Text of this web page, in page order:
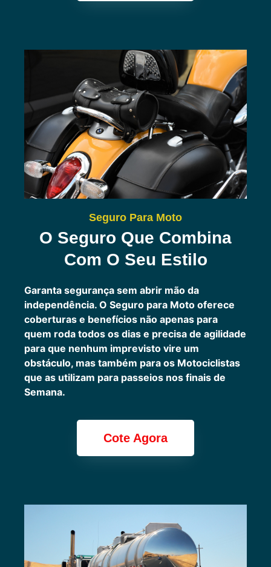
Seguro Para Moto
O Seguro Que Combina
Com O Seu Estilo
Garanta segurança sem abrir mão da
independência. O Seguro para Moto oferece
coberturas e benefícios não apenas para
quem roda todos os dias e precisa de agilidade
para que nenhum imprevisto vire um
obstáculo, mas também para os Motociclistas
que as utilizam para passeios nos finais de
Semana.
Cote Agora